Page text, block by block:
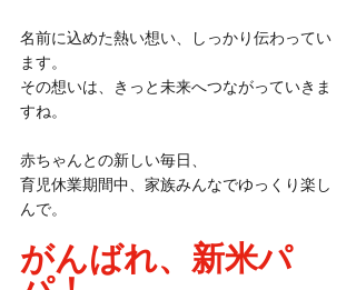
名前に込めた熱い想い、しっかり伝わってい
ます。
その想いは、きっと未来へつながっていきま
すね。
赤ちゃんとの新しい毎日、
育児休業期間中、家族みんなでゆっくり楽し
んで。
がんばれ、新米パ